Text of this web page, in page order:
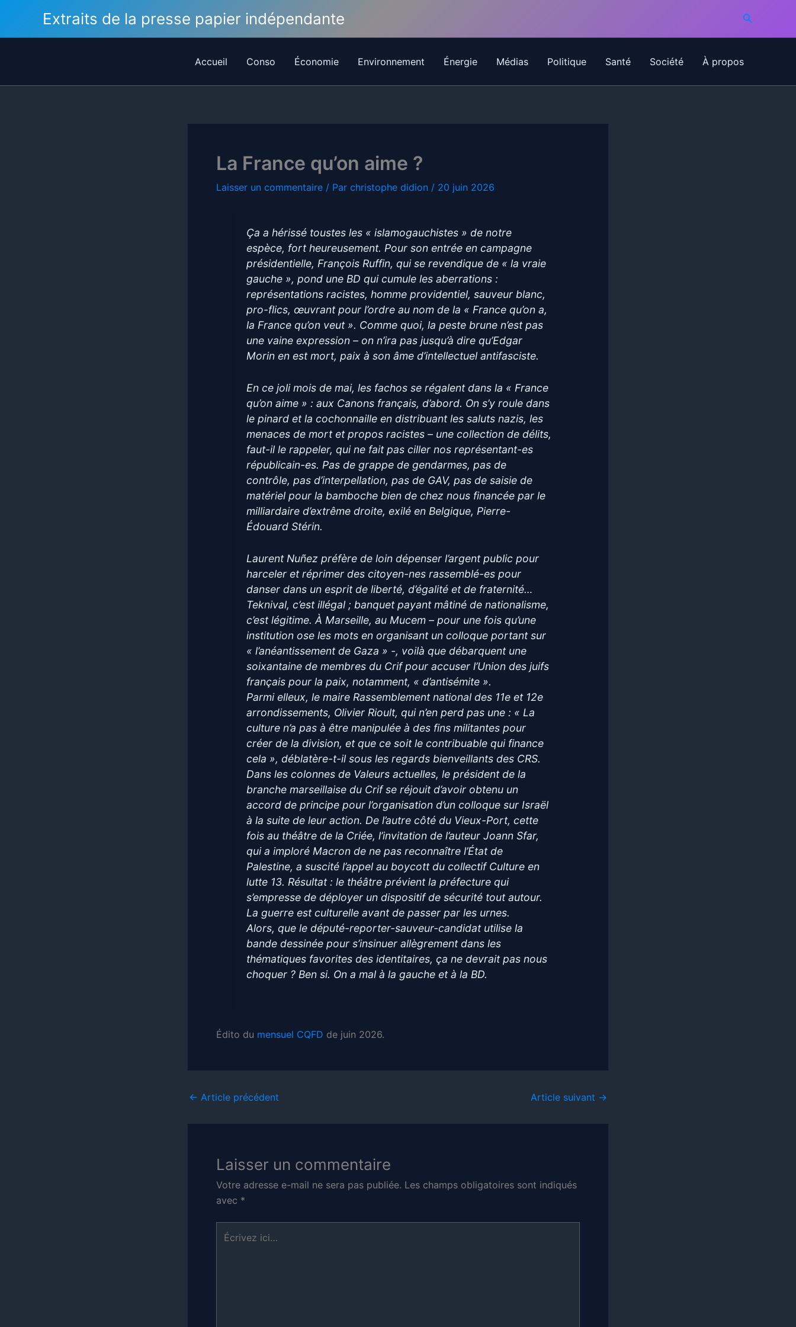
contenu
Extraits de la presse papier indépendante
Accueil Conso Économie Environnement Énergie Médias Politique Santé Société À propos
La France qu’on aime ?
Laisser un commentaire / Par christophe didion / 20 juin 2026
Ça a hérissé toustes les « islamogauchistes » de notre
espèce, fort heureusement. Pour son entrée en campagne
présidentielle, François Ruffin, qui se revendique de « la vraie
gauche », pond une BD qui cumule les aberrations :
représentations racistes, homme providentiel, sauveur blanc,
pro-flics, œuvrant pour l’ordre au nom de la « France qu’on a,
la France qu’on veut ». Comme quoi, la peste brune n’est pas
une vaine expression – on n’ira pas jusqu’à dire qu’Edgar
Morin en est mort, paix à son âme d’intellectuel antifasciste.
En ce joli mois de mai, les fachos se régalent dans la « France
qu’on aime » : aux Canons français, d’abord. On s’y roule dans
le pinard et la cochonnaille en distribuant les saluts nazis, les
menaces de mort et propos racistes – une collection de délits,
faut-il le rappeler, qui ne fait pas ciller nos représentant-es
républicain-es. Pas de grappe de gendarmes, pas de
contrôle, pas d’interpellation, pas de GAV, pas de saisie de
matériel pour la bamboche bien de chez nous financée par le
milliardaire d’extrême droite, exilé en Belgique, Pierre-
Édouard Stérin.
Laurent Nuñez préfère de loin dépenser l’argent public pour
harceler et réprimer des citoyen-nes rassemblé-es pour
danser dans un esprit de liberté, d’égalité et de fraternité…
Teknival, c’est illégal ; banquet payant mâtiné de nationalisme,
c’est légitime. À Marseille, au Mucem – pour une fois qu’une
institution ose les mots en organisant un colloque portant sur
« l’anéantissement de Gaza » -, voilà que débarquent une
soixantaine de membres du Crif pour accuser l’Union des juifs
français pour la paix, notamment, « d’antisémite ».
Parmi elleux, le maire Rassemblement national des 11e et 12e
arrondissements, Olivier Rioult, qui n’en perd pas une : « La
culture n’a pas à être manipulée à des fins militantes pour
créer de la division, et que ce soit le contribuable qui finance
cela », déblatère-t-il sous les regards bienveillants des CRS.
Dans les colonnes de Valeurs actuelles, le président de la
branche marseillaise du Crif se réjouit d’avoir obtenu un
accord de principe pour l’organisation d’un colloque sur Israël
à la suite de leur action. De l’autre côté du Vieux-Port, cette
fois au théâtre de la Criée, l’invitation de l’auteur Joann Sfar,
qui a imploré Macron de ne pas reconnaître l’État de
Palestine, a suscité l’appel au boycott du collectif Culture en
lutte 13. Résultat : le théâtre prévient la préfecture qui
s’empresse de déployer un dispositif de sécurité tout autour.
La guerre est culturelle avant de passer par les urnes.
Alors, que le député-reporter-sauveur-candidat utilise la
bande dessinée pour s’insinuer allègrement dans les
thématiques favorites des identitaires, ça ne devrait pas nous
choquer ? Ben si. On a mal à la gauche et à la BD.
Édito du mensuel CQFD de juin 2026.
← Article précédent Article suivant →
Laisser un commentaire
Votre adresse e-mail ne sera pas publiée. Les champs obligatoires sont indiqués
avec *
Écrivez
ici…